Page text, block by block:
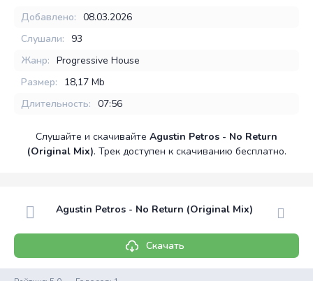
Добавлено: 08.03.2026
Слушали:
93
Жанр: Progressive House
Размер:
18,17 Mb
Длительность: 07:56
Слушайте и скачивайте Agustin Petros - No Return
(Original Mix). Трек доступен к скачиванию бесплатно.
Agustin Petros - No Return (Original Mix)
Скачать